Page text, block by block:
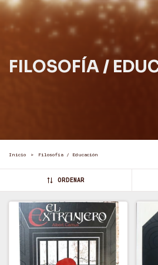
FILOSOFÍA /
Inicio > Filosofía / Educación
ORDENAR